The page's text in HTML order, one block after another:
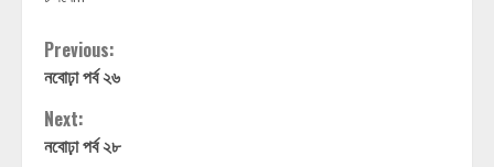
Continue
Reading
Previous:
নবোঢ়া পর্ব ২৬
Next:
নবোঢ়া পর্ব ২৮